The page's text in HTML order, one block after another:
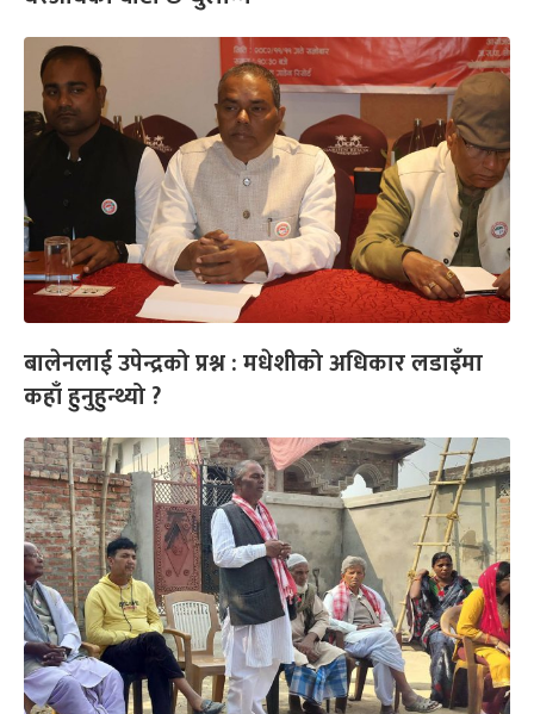
बालेनलाई उपेन्द्रको प्रश्न : मधेशीको अधिकार लडाइँमा
कहाँ हुनुहुन्थ्यो ?